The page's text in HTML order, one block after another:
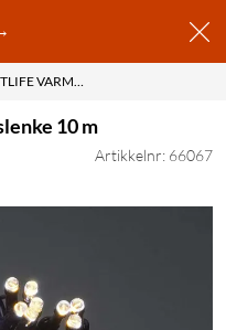
NEDIS SMARTLIFE VARMHVIT LYSLENKE 10 M
10 m
Artikkelnr: 66067